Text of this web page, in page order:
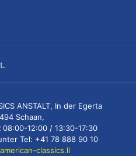
ANSTALT, In der Egerta
Schaan,
12:00 / 13:30-17:30
Tel: +41 78 888 90 10
classics.li